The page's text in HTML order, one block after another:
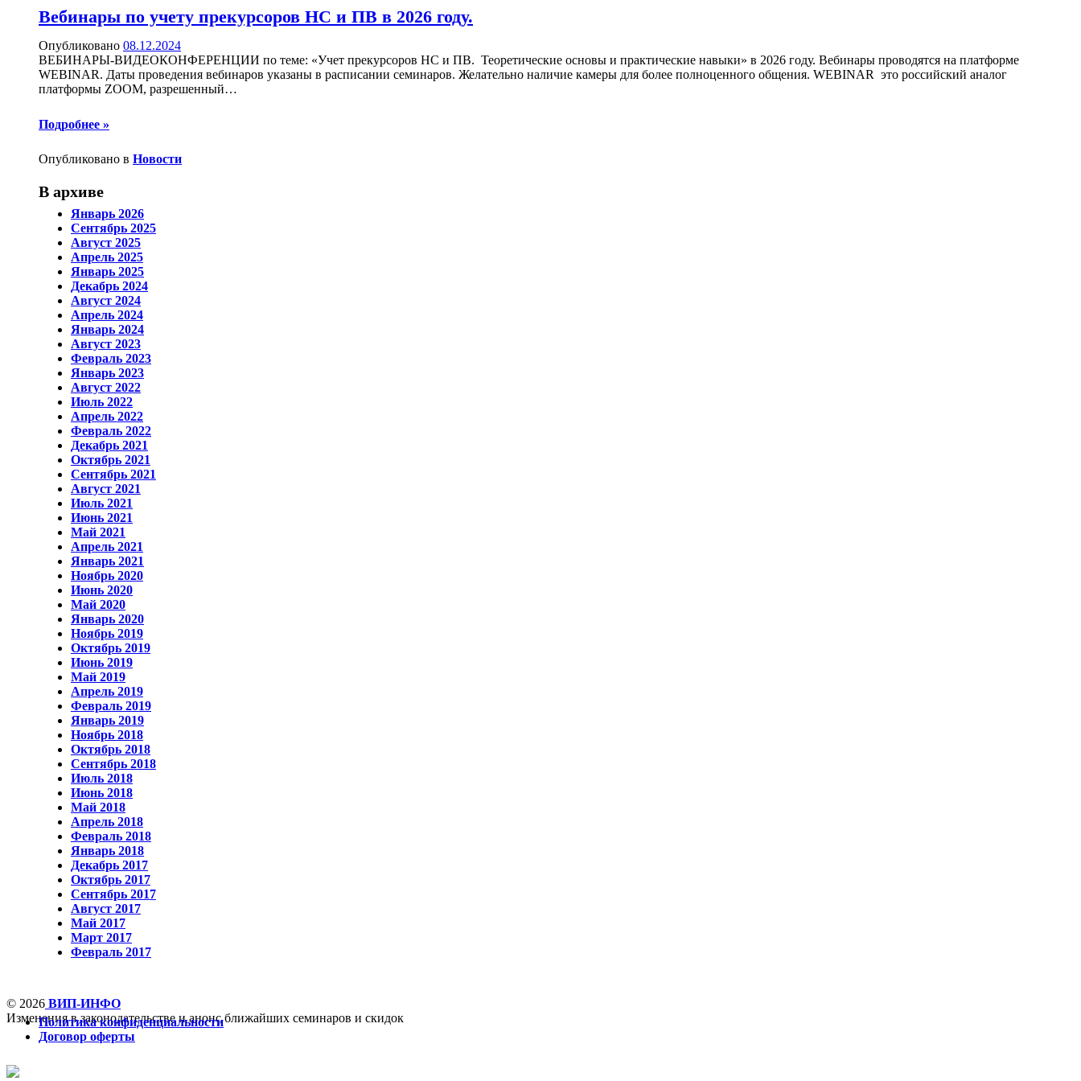
Вебинары по учету прекурсоров НС и ПВ в 2026 году.
Опубликовано 08.12.2024
ВЕБИНАРЫ-ВИДЕОКОНФЕРЕНЦИИ по теме: «Учет прекурсоров НС и ПВ. Теоретические основы и практические навыки» в 2026 году. Вебинары проводятся на платформе
WEBINAR. Даты проведения вебинаров указаны в расписании семинаров. Желательно наличие камеры для более полноценного общения. WEBINAR это российский аналог
платформы ZOOM, разрешенный…
Подробнее »
Опубликовано в Новости
В архиве
Январь 2026
Сентябрь 2025
Август 2025
Апрель 2025
Январь 2025
Декабрь 2024
Август 2024
Апрель 2024
Январь 2024
Август 2023
Февраль 2023
Январь 2023
Август 2022
Июль 2022
Апрель 2022
Февраль 2022
Декабрь 2021
Октябрь 2021
Сентябрь 2021
Август 2021
Июль 2021
Июнь 2021
Май 2021
Апрель 2021
Январь 2021
Ноябрь 2020
Июнь 2020
Май 2020
Январь 2020
Ноябрь 2019
Октябрь 2019
Июнь 2019
Май 2019
Апрель 2019
Февраль 2019
Январь 2019
Ноябрь 2018
Октябрь 2018
Сентябрь 2018
Июль 2018
Июнь 2018
Май 2018
Апрель 2018
Февраль 2018
Январь 2018
Декабрь 2017
Октябрь 2017
Сентябрь 2017
Август 2017
Май 2017
Март 2017
Февраль 2017
© 2026 ВИП-ИНФО
Изменения в законодательстве и анонс ближайших семинаров и скидок
Политика конфиденциальности
Договор оферты